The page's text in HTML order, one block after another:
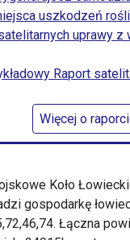
uszkodzeń
uprawy z
Raport
Więcej o
Koło
gospodarkę
Łączna